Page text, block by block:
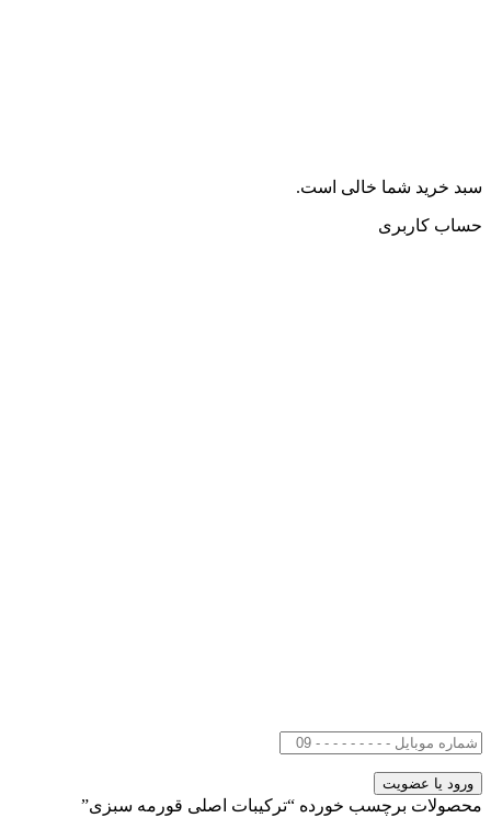
سبد خرید شما خالی است.
حساب کاربری
محصولات برچسب خورده “ترکیبات اصلی قورمه سبزی”